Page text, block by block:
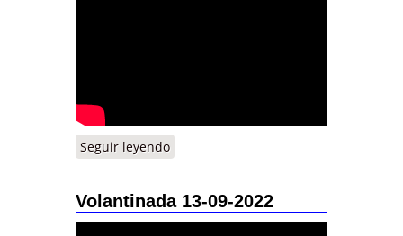
Seguir leyendo
Volantinada 13-09-2022